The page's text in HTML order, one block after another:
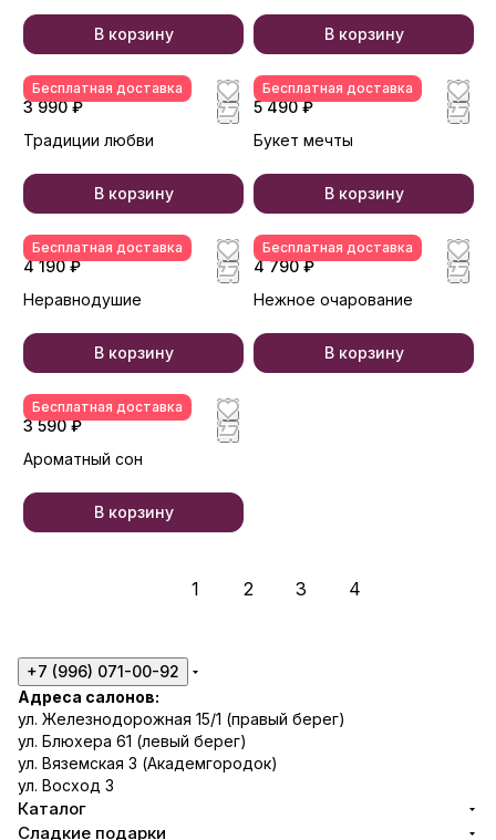
В корзину В корзину
Бесплатная доставка
3 990 ₽
Традиции любви
В корзину
Бесплатная доставка
5 490 ₽
Букет мечты
В корзину
Бесплатная доставка
4 190 ₽
Неравнодушие
В корзину
Бесплатная доставка
4 790 ₽
Нежное очарование
В корзину
Бесплатная доставка
3 590 ₽
Ароматный сон
В корзину
1 2 3 4
+7 (996) 071-00-92
Адреса салонов:
ул. Железнодорожная 15/1 (правый берег)
ул. Блюхера 61 (левый берег)
ул. Вяземская 3 (Академгородок)
ул. Восход 3
Каталог
Сладкие подарки